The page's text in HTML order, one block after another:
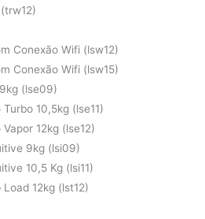
Conexão Wifi (lsw12)
Conexão Wifi (lsw15)
(lse09)
10,5kg (lse11)
12kg (lse12)
9kg (lsi09)
10,5 Kg (lsi11)
12kg (lst12)